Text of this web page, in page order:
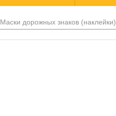
Маски дорожных знаков (наклейки)